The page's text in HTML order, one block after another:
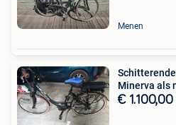
Menen
Minerva als
€ 1.100,00